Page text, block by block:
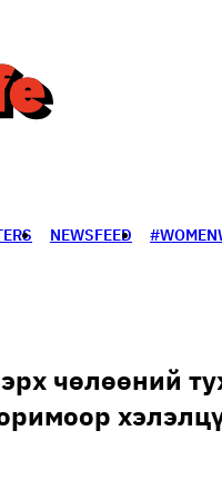
NEWSFEED
чөлөөний